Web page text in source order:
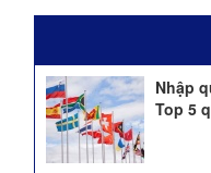
Nhập
Top 5